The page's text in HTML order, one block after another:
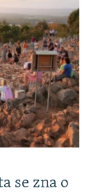
se zna o